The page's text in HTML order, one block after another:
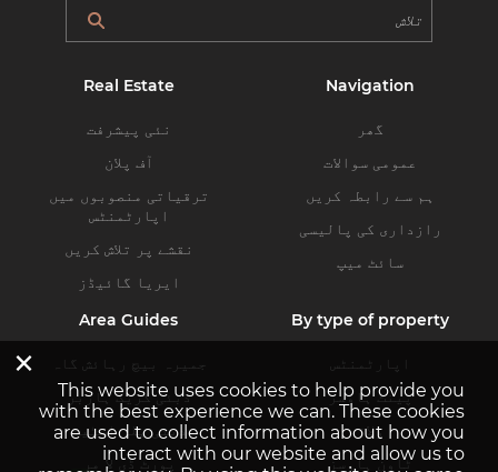
Navigation
گھر
عمومی سوالات
ہم سے رابطہ کریں
رازداری کی پالیسی
سائٹ میپ
Real Estate
نئی پیشرفت
آف پلان
ترقیاتی منصوبوں میں
اپارٹمنٹس
نقشے پر تلاش کریں
ایریا گائیڈز
By type of property
اپارٹمنٹس
پینٹ ہاوسز
ولاز
ٹاون ہاوسز
Area Guides
جمیرہ بیچ رہائش گاہ
دبئی کریک ہاربر
دبئی ہلز اسٹیٹ
پورٹ ڈی لا مر
×
This website uses cookies to help provide you
with the best experience we can. These cookies
are used to collect information about how you
interact with our website and allow us to